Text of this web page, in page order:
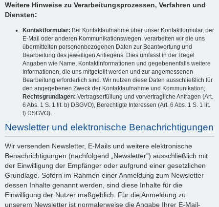
Weitere Hinweise zu Verarbeitungsprozessen, Verfahren und
Diensten:
Kontaktformular: Bei Kontaktaufnahme über unser Kontaktformular, per
E-Mail oder anderen Kommunikationswegen, verarbeiten wir die uns
übermittelten personenbezogenen Daten zur Beantwortung und
Bearbeitung des jeweiligen Anliegens. Dies umfasst in der Regel
Angaben wie Name, Kontaktinformationen und gegebenenfalls weitere
Informationen, die uns mitgeteilt werden und zur angemessenen
Bearbeitung erforderlich sind. Wir nutzen diese Daten ausschließlich für
den angegebenen Zweck der Kontaktaufnahme und Kommunikation;
Rechtsgrundlagen: Vertragserfüllung und vorvertragliche Anfragen (Art.
6 Abs. 1 S. 1 lit. b) DSGVO), Berechtigte Interessen (Art. 6 Abs. 1 S. 1 lit.
f) DSGVO).
Newsletter und elektronische Benachrichtigungen
Wir versenden Newsletter, E-Mails und weitere elektronische
Benachrichtigungen (nachfolgend „Newsletter") ausschließlich mit
der Einwilligung der Empfänger oder aufgrund einer gesetzlichen
Grundlage. Sofern im Rahmen einer Anmeldung zum Newsletter
dessen Inhalte genannt werden, sind diese Inhalte für die
Einwilligung der Nutzer maßgeblich. Für die Anmeldung zu
unserem Newsletter ist normalerweise die Angabe Ihrer E-Mail-